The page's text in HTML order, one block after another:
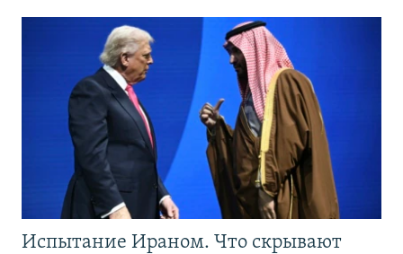
Испытание Ираном. Что скрывают